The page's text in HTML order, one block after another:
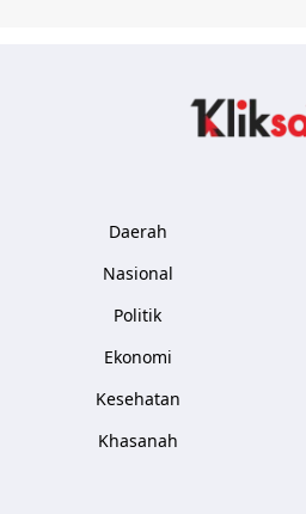
Daerah
Nasional
Politik
Ekonomi
Kesehatan
Khasanah